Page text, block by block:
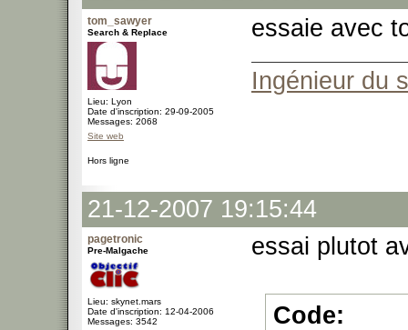
tom_sawyer
Search & Replace
Lieu: Lyon
Date d'inscription: 29-09-2005
Messages: 2068
Site web
essaie avec
Ingénieur du
Hors ligne
21-12-2007 19:15:44
pagetronic
Pre-Malgache
Lieu: skynet.mars
Date d'inscription: 12-04-2006
Messages: 3542
essai plutot
Code: